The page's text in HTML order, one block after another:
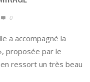
0
a accompagné la
proposée par le
ressort un très beau